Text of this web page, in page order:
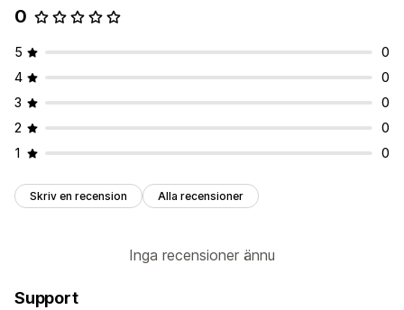
0
5
0
4
0
3
0
2
0
1
0
Skriv en recension Alla recensioner
Inga recensioner ännu
Support